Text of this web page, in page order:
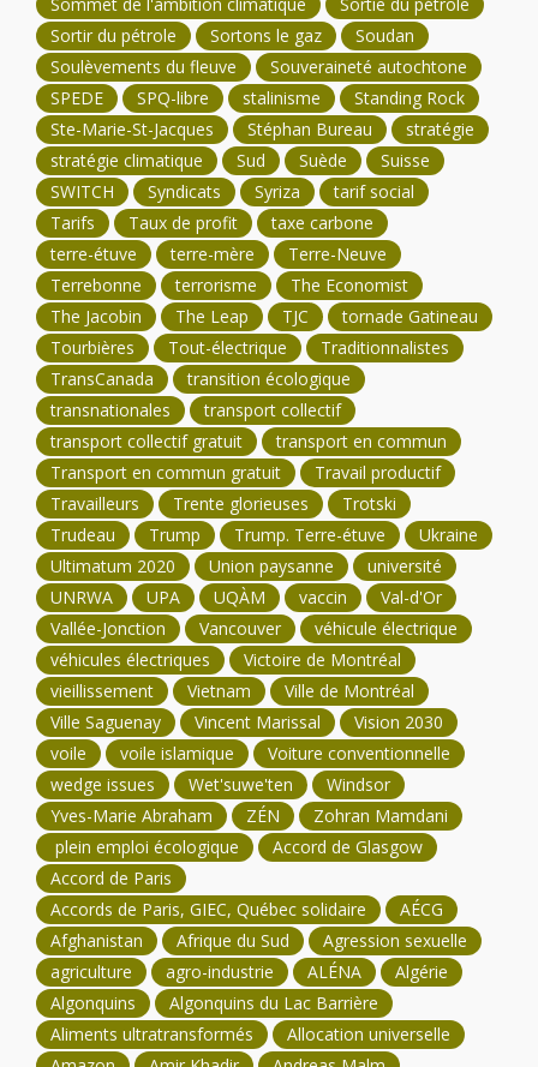
Sortir du pétrole
Sortons le gaz
Soudan
Soulèvements du fleuve
Souveraineté autochtone
SPEDE
SPQ-libre stalinisme
Standing Rock
Ste-Marie-St-Jacques
Stéphan Bureau
stratégie
stratégie climatique
Sud Suède
Suisse
SWITCH
Syndicats Syriza
tarif social
Tarifs
Taux de profit
taxe carbone
terre-étuve
terre-mère
Terre-Neuve
Terrebonne
terrorisme
The Economist
The Jacobin
The Leap TJC
tornade Gatineau
Tourbières
Tout-électrique
Traditionnalistes
TransCanada
transition écologique
transnationales
transport collectif
transport collectif gratuit
transport en commun
Transport en commun gratuit
Travail productif
Travailleurs
Trente glorieuses
Trotski
Trudeau
Trump Trump. Terre-étuve
Ukraine
Ultimatum 2020
Union paysanne
université
UNRWA
UPA UQÀM vaccin
Val-d'Or
Vallée-Jonction
Vancouver
véhicule électrique
véhicules électriques
Victoire de Montréal
vieillissement
Vietnam
Ville de Montréal
Ville Saguenay
Vincent Marissal
Vision 2030
voile
voile islamique
Voiture conventionnelle
wedge issues
Wet'suwe'ten
Windsor
Yves-Marie Abraham
ZÉN
Zohran Mamdani
plein emploi écologique
Accord de Glasgow
Accord de Paris
Accords de Paris, GIEC, Québec solidaire
AÉCG
Afghanistan
Afrique du Sud
Agression sexuelle
agriculture
agro-industrie ALÉNA
Algérie
Algonquins
Algonquins du Lac Barrière
Aliments ultratransformés
Allocation universelle